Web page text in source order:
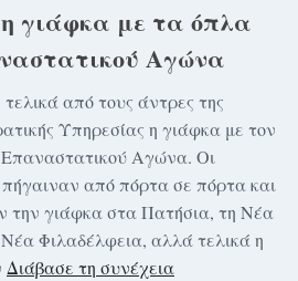
γιάφκα με τα όπλα
Αγώνα
από τους άντρες της
Υπηρεσίας η γιάφκα με τον
Επαναστατικού Αγώνα. Οι
πήγαιναν από πόρτα σε πόρτα και
την γιάφκα στα Πατήσια, τη Νέα
Νέα Φιλαδέλφεια, αλλά τελικά η
Διάβασε τη συνέχεια